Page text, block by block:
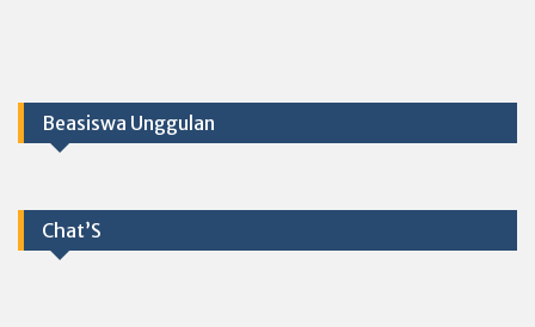
Beasiswa Unggulan
Chat’S